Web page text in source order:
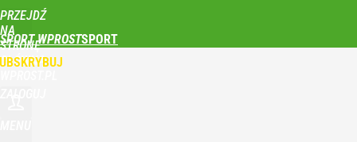
PRZEJDŹ
NA
STRONĘ
GŁÓWNĄ
SPORT WPROST